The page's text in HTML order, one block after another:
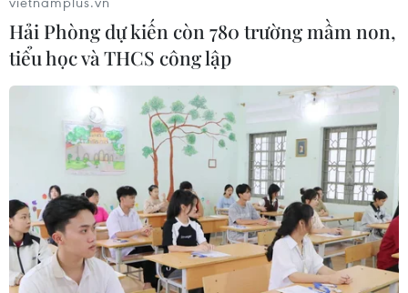
Hải Phòng dự kiến còn 780 trường mầm non,
tiểu học và THCS công lập